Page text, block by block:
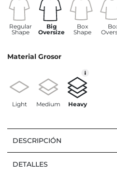
Regular
Shape
Big
Oversize
Box
Shape
Material Grosor
Light Medium Heavy
DESCRIPCIÓN
DETALLES